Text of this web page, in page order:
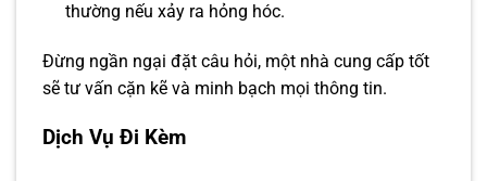
thường nếu xảy ra hỏng hóc.
Đừng ngần ngại đặt câu hỏi, một nhà cung cấp tốt
sẽ tư vấn cặn kẽ và minh bạch mọi thông tin.
Dịch Vụ Đi Kèm